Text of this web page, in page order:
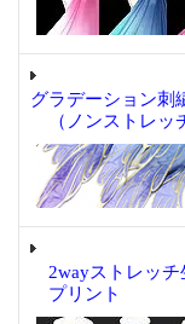
グラデーション刺
（ノンストレッ
2wayストレッチ
プリント